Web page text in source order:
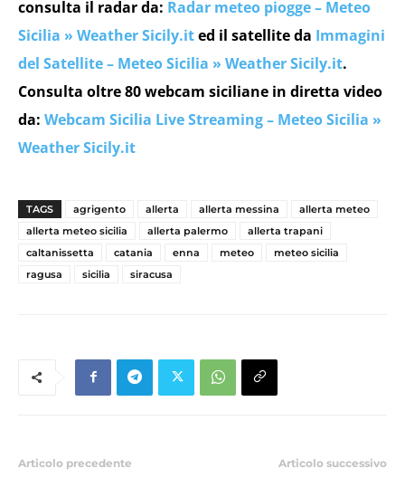
consulta il radar da: Radar meteo piogge – Meteo
Sicilia » Weather Sicily.ited il satellite da Immagini
del Satellite – Meteo Sicilia » Weather Sicily.it.
Consulta oltre 80 webcam siciliane in diretta video
da: Webcam Sicilia Live Streaming – Meteo Sicilia »
Weather Sicily.it
TAGS agrigento allerta allerta messina
allerta meteo
allerta meteo sicilia
allerta palermo
allerta trapani
caltanissetta
catania enna meteo
meteo sicilia
ragusa
sicilia siracusa
Articolo precedente Articolo successivo